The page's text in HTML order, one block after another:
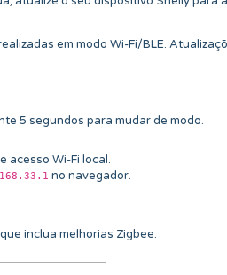
em modo Wi-Fi/BLE.
5 segundos para mudar de modo.
acesso Wi-Fi local.
no navegador.
inclua melhorias Zigbee.